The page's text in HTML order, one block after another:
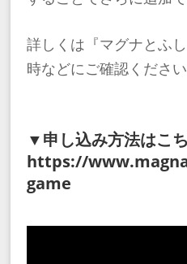
詳しくは『マグナとふ
時などにご確認ください
▼申し込み方法はこ
https://
game